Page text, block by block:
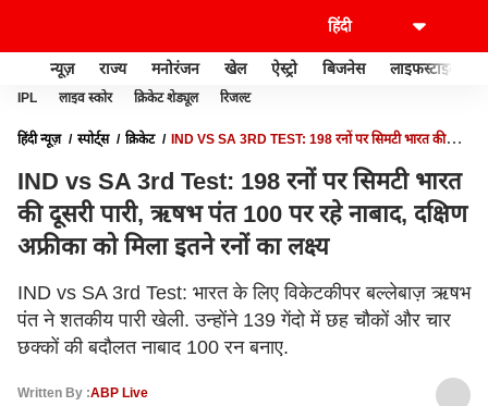
न्यूज़ राज्य मनोरंजन खेल ऐस्ट्रो बिजनेस लाइफस्टाइल
IPL लाइव स्कोर क्रिकेट शेड्यूल रिजल्ट
हिंदी न्यूज़ स्पोर्ट्स क्रिकेट
IND VS SA 3RD TEST: 198 रनों पर सिमटी भारत की
IND vs SA 3rd Test: 198 रनों पर सिमटी भारत
की दूसरी पारी, ऋषभ पंत 100 पर रहे नाबाद, दक्षिण
अफ्रीका को मिला इतने रनों का लक्ष्य
IND vs SA 3rd Test: भारत के लिए विकेटकीपर बल्लेबाज़ ऋषभ
पंत ने शतकीय पारी खेली. उन्होंने 139 गेंदो में छह चौकों और चार
छक्कों की बदौलत नाबाद 100 रन बनाए.
Written By :ABP Live